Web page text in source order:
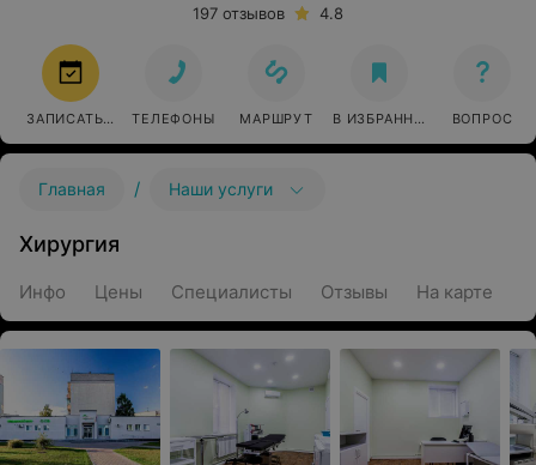
197 отзывов
4.8
ЗАПИСАТЬСЯ ТЕЛЕФОНЫ МАРШРУТ В ИЗБРАННОЕ ВОПРОС
Главная / Наши услуги
Хирургия
Инфо Цены Специалисты Отзывы На карте